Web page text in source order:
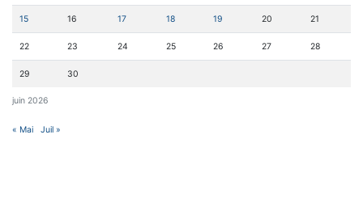
juin 2026
15 16 17 18 19 20 21
22 23 24 25 26 27 28
29 30
« Mai Juil »